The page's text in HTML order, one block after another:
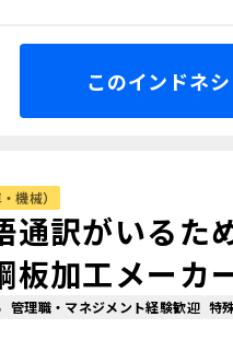
このインドネ
機械）
通訳がいる
加工メーカ
管理職・マネジメント経験歓迎 特